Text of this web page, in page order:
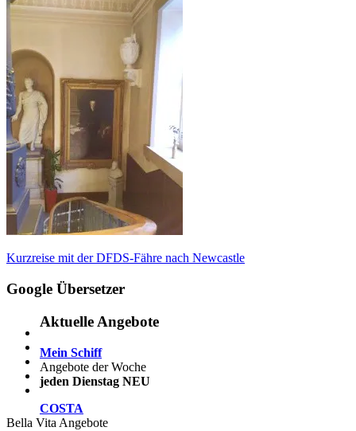
Beitragsnavigation
Vorheriger
Kurzreise mit der DFDS-Fähre nach Newcastle
Google Übersetzer
Aktuelle Angebote
Mein Schiff
Angebote der Woche
jeden Dienstag NEU
COSTA
Bella Vita Angebote